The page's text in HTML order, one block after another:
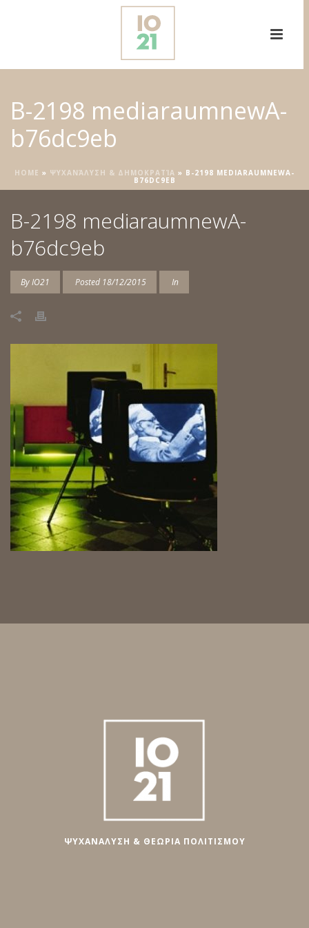
B-2198 mediaraumnewA-
b76dc9eb
HOME » ΨΥΧΑΝΆΛΥΣΗ & ΔΗΜΟΚΡΑΤΊΑ » B-2198 MEDIARAUMNEWA-
B76DC9EB
B-2198 mediaraumnewA-
b76dc9eb
ByIO21 Posted 18/12/2015 In
ΨΥΧΑΝΑΛΥΣΗ & ΘΕΩΡΙΑ ΠΟΛΙΤΙΣΜΟΥ